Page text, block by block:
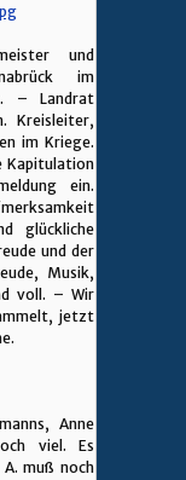
und
im
– Landrat
Kreisleiter,
im Kriege.
Kapitulation
ein.
glückliche
und der
Musik,
voll. – Wir
jetzt
Anne
viel. Es
muß noch